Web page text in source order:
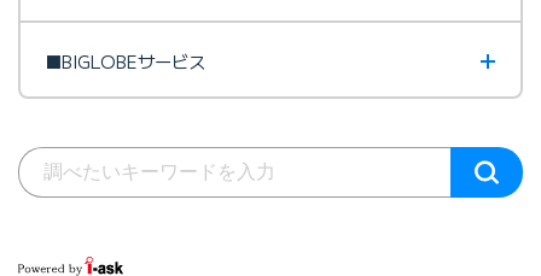
■BIGLOBEサービス